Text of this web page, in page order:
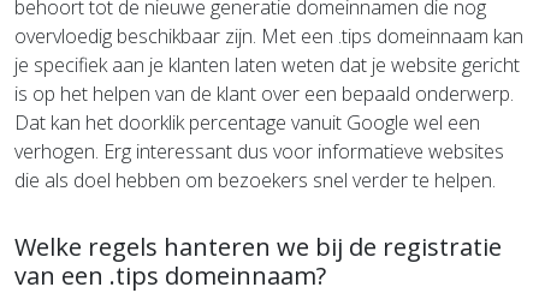
behoort tot de nieuwe generatie domeinnamen die nog
overvloedig beschikbaar zijn. Met een .tips domeinnaam kan
je specifiek aan je klanten laten weten dat je website gericht
is op het helpen van de klant over een bepaald onderwerp.
Dat kan het doorklik percentage vanuit Google wel een
verhogen. Erg interessant dus voor informatieve websites
die als doel hebben om bezoekers snel verder te helpen.
Welke regels hanteren we bij de registratie
van een .tips domeinnaam?